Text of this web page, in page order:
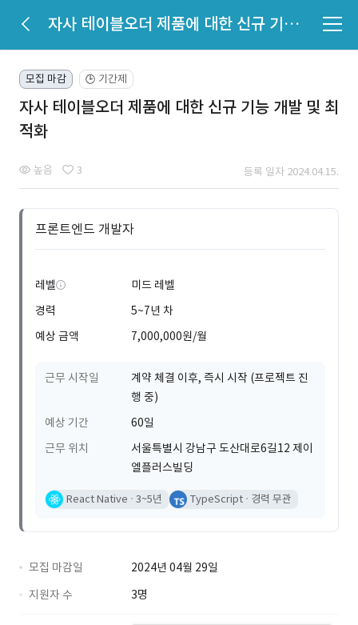
자사 테이블오더 제품에 대한 신규 기능 개발 및 최적화
모집 마감 🕒 기간제
자사 테이블오더 제품에 대한 신규 기능 개발 및 최
적화
높음 3 등록 일자 2024.04.15.
프론트엔드 개발자
레벨
미드 레벨
경력
5~7년 차
예상 금액
7,000,000원/월
근무 시작일
계약 체결 이후, 즉시 시작 (프로젝트 진
행 중)
예상 기간
60일
근무 위치
서울특별시 강남구 도산대로6길12 제이
엘플러스빌딩
React Native 3~5년 TypeScript 경력 무관
모집 마감일
2024년 04월 29일
지원자 수
3명